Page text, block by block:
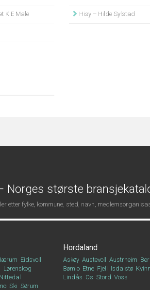
K E Male Hisy – Hilde Sylstad
Norges største
etter fylke, kommune, sted, navn,
Eidsvoll
Lørenskog
Nittedal
Ski Sørum
Hordaland
Askøy Austevoll Austrheim
Bømlo Etne Fjell Isdalstø
Lindås Os Stord Voss